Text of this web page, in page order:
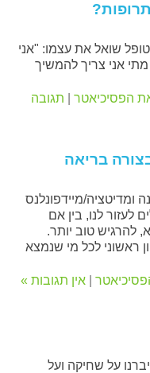
שואל את עצמו: "אני
אני צריך להמשיך
הפסיכיאטר
תגובה
בריאה
ומדיטציה/מיידפונלנס
לעזור לנו, בין אם
להרגיש טוב יותר.
ראשוני לכל מי שנמצא
|אין תגובות »
על שחיקה ועל